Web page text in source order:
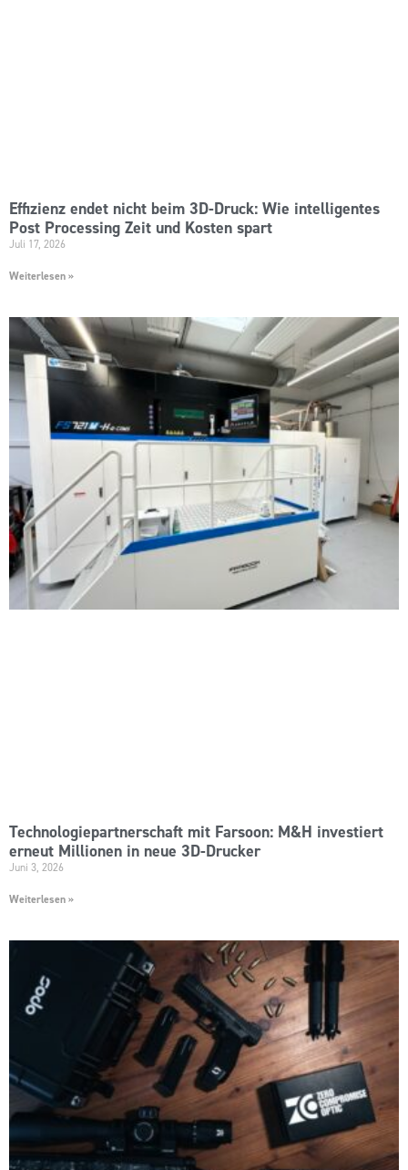
Effizienz endet nicht beim 3D-Druck: Wie intelligentes
Post Processing Zeit und Kosten spart
Juli 17, 2026
Weiterlesen »
Technologiepartnerschaft mit Farsoon: M&H investiert
erneut Millionen in neue 3D-Drucker
Juni 3, 2026
Weiterlesen »